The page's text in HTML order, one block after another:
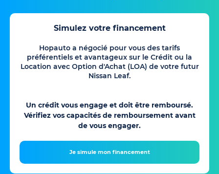
Simulez votre financement
Hopauto a négocié pour vous des tarifs
préférentiels et avantageux sur le Crédit ou la
Location avec Option d'Achat (LOA) de votre futur
Nissan Leaf.
Un crédit vous engage et doit être remboursé.
Vérifiez vos capacités de remboursement avant
de vous engager.
Je simule mon financement